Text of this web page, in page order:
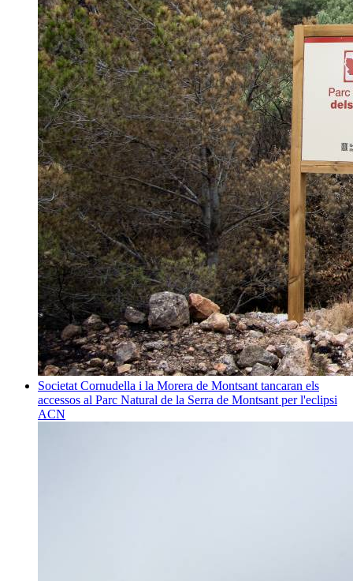
Societat Cornudella i la Morera de Montsant tancaran els
accessos al Parc Natural de la Serra de Montsant per l'eclipsi
ACN